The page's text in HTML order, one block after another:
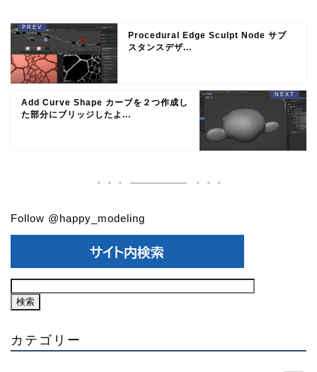
Procedural Edge Sculpt Node サブ
スタンスデザ...
Add Curve Shape カーブを２つ作成し
た部分にブリッジしたよ...
Follow @happy_modeling
カテゴリー